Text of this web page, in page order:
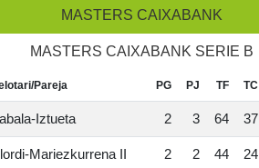
MASTERS CAIXABANK
MASTERS CAIXABANK SERIE B
Pareja PG PJ TF TC
Iztueta 2 3 64 37
Mariezkurrena II 2 2 44 24